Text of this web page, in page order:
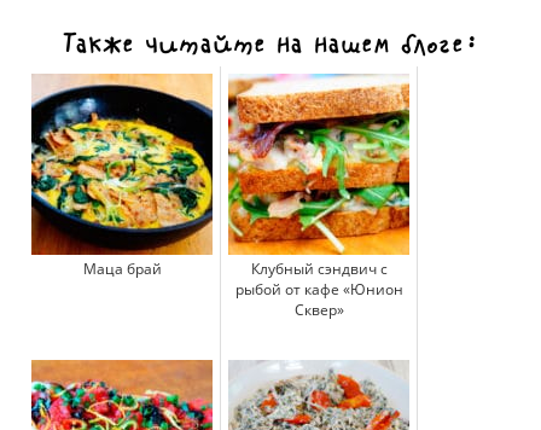
Также читайте на нашем блоге:
Маца брай
Клубный сэндвич с
рыбой от кафе «Юнион
Сквер»